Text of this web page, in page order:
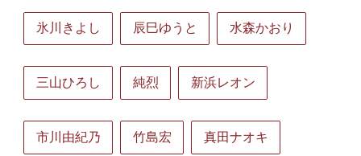
氷川きよし 辰巳ゆうと 水森かおり
三山ひろし 純烈 新浜レオン
市川由紀乃 竹島宏 真田ナオキ